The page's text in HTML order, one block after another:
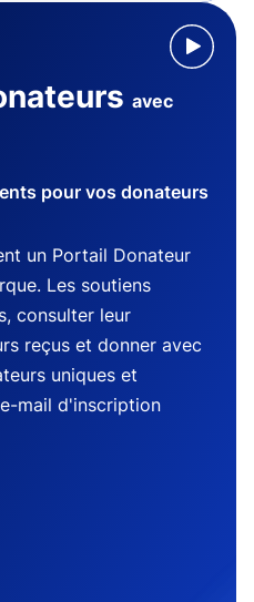
avec
pour vos donateurs
un Portail Donateur
Les soutiens
consulter leur
reçus et donner avec
uniques et
mail d'inscription